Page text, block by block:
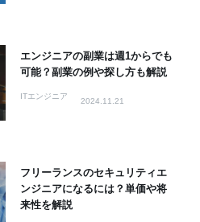
エンジニアの副業は週1からでも
可能？副業の例や探し方も解説
ITエンジニア
2024.11.21
フリーランスのセキュリティエ
ンジニアになるには？単価や将
来性を解説